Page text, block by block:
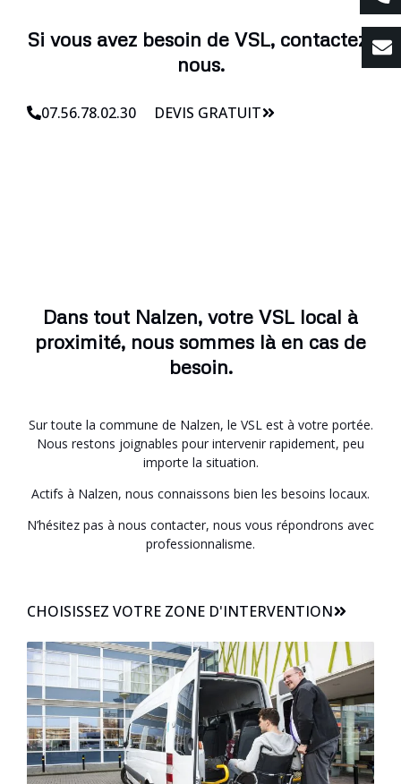
Si vous avez besoin de VSL, contactez-
nous.
07.56.78.02.30 DEVIS GRATUIT
Dans tout Nalzen, votre VSL local à
proximité, nous sommes là en cas de
besoin.
Sur toute la commune de Nalzen, le VSL est à votre portée.
Nous restons joignables pour intervenir rapidement, peu
importe la situation.
Actifs à Nalzen, nous connaissons bien les besoins locaux.
N’hésitez pas à nous contacter, nous vous répondrons avec
professionnalisme.
CHOISISSEZ VOTRE ZONE D'INTERVENTION